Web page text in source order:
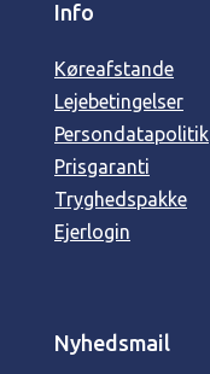
Info
Køreafstande
Lejebetingelser
Persondatapolitik
Prisgaranti
Tryghedspakke
Ejerlogin
Nyhedsmail